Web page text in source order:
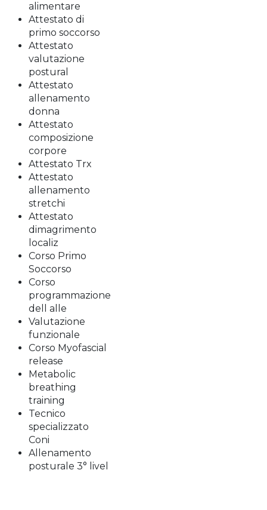
alimentare
Attestato di
primo soccorso
Attestato
valutazione
postural
Attestato
allenamento
donna
Attestato
composizione
corpore
Attestato Trx
Attestato
allenamento
stretchi
Attestato
dimagrimento
localiz
Corso Primo
Soccorso
Corso
programmazione
dell alle
Valutazione
funzionale
Corso Myofascial
release
Metabolic
breathing
training
Tecnico
specializzato
Coni
Allenamento
posturale 3° livel